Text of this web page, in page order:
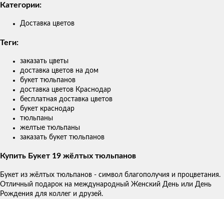
Категории:
Доставка цветов
Теги:
заказать цветы
доставка цветов на дом
букет тюльпанов
доставка цветов Краснодар
бесплатная доставка цветов
букет краснодар
тюльпаны
желтые тюльпаны
заказать букет тюльпанов
Купить Букет 19 жёлтых тюльпанов
Букет из жёлтых тюльпанов - символ благополучия и процветания.
Отличный подарок на международный Женский День или День
Рождения для коллег и друзей.